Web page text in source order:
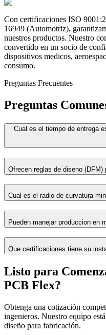
Con certificaciones ISO
16949 (Automotriz),
nuestros productos. Nuestro
convertido en un socio de
dispositivos medicos,
consumo.
Preguntas Frecuentes
Preguntas
Cual es el tiempo de entrega
Ofrecen reglas de diseno (DFM)
Cual es el radio de curvatura
Pueden manejar produccion en
Que certificaciones tiene su
Listo para
PCB Flex?
Obtenga una cotización
ingenieros. Nuestro equipo
diseño para fabricación.